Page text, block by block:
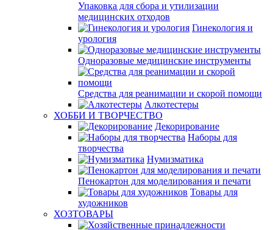
Упаковка для сбора и утилизации
медицинских отходов
Гинекология и
урология
Одноразовые медицинские инструменты
Средства для реанимации и скорой помощи
Алкотестеры
ХОББИ И ТВОРЧЕСТВО
Декорирование
Наборы для
творчества
Нумизматика
Пенокартон для моделирования и печати
Товары для
художников
ХОЗТОВАРЫ